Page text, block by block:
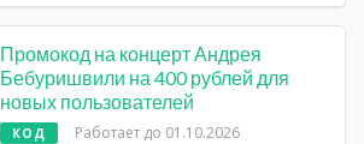
Промокод на концерт Андрея
Бебуришвили на 400 рублей для
новых пользователей
КОД Работает до 01.10.2026